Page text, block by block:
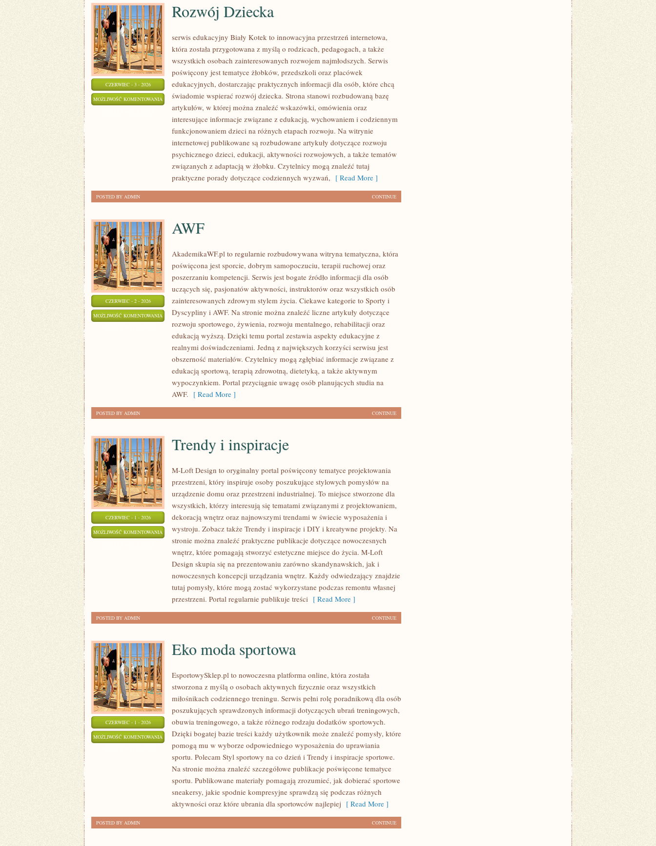
CZERWIEC - 3 - 2026
MOŻLIWOŚĆ KOMENTOWANIA ROZWÓJ
DZIECKA
Rozwój Dziecka
serwis edukacyjny Biały Kotek to innowacyjna przestrzeń internetowa,
która została przygotowana z myślą o rodzicach, pedagogach, a także
wszystkich osobach zainteresowanych rozwojem najmłodszych. Serwis
poświęcony jest tematyce żłobków, przedszkoli oraz placówek
edukacyjnych, dostarczając praktycznych informacji dla osób, które chcą
świadomie wspierać rozwój dziecka. Strona stanowi rozbudowaną bazę
artykułów, w której można znaleźć wskazówki, omówienia oraz
interesujące informacje związane z edukacją, wychowaniem i codziennym
funkcjonowaniem dzieci na różnych etapach rozwoju. Na witrynie
internetowej publikowane są rozbudowane artykuły dotyczące rozwoju
psychicznego dzieci, edukacji, aktywności rozwojowych, a także tematów
związanych z adaptacją w żłobku. Czytelnicy mogą znaleźć tutaj
praktyczne porady dotyczące codziennych wyzwań, [ Read More ]
CONTINUE
POSTED BY ADMIN
CZERWIEC - 2 - 2026
MOŻLIWOŚĆ KOMENTOWANIA AWF
AWF
AkademikaWF.pl to regularnie rozbudowywana witryna tematyczna, która
poświęcona jest sporcie, dobrym samopoczuciu, terapii ruchowej oraz
poszerzaniu kompetencji. Serwis jest bogate źródło informacji dla osób
uczących się, pasjonatów aktywności, instruktorów oraz wszystkich osób
zainteresowanych zdrowym stylem życia. Ciekawe kategorie to Sporty i
Dyscypliny i AWF. Na stronie można znaleźć liczne artykuły dotyczące
rozwoju sportowego, żywienia, rozwoju mentalnego, rehabilitacji oraz
edukacją wyższą. Dzięki temu portal zestawia aspekty edukacyjne z
realnymi doświadczeniami. Jedną z największych korzyści serwisu jest
obszerność materiałów. Czytelnicy mogą zgłębiać informacje związane z
edukacją sportową, terapią zdrowotną, dietetyką, a także aktywnym
wypoczynkiem. Portal przyciągnie uwagę osób planujących studia na
AWF. [ Read More ]
CONTINUE
POSTED BY ADMIN
CZERWIEC - 1 - 2026
MOŻLIWOŚĆ KOMENTOWANIA TRENDY
INSPIRACJE
Trendy i inspiracje
M-Loft Design to oryginalny portal poświęcony tematyce projektowania
przestrzeni, który inspiruje osoby poszukujące stylowych pomysłów na
urządzenie domu oraz przestrzeni industrialnej. To miejsce stworzone dla
wszystkich, którzy interesują się tematami związanymi z projektowaniem,
dekoracją wnętrz oraz najnowszymi trendami w świecie wyposażenia i
wystroju. Zobacz także Trendy i inspiracje i DIY i kreatywne projekty. Na
stronie można znaleźć praktyczne publikacje dotyczące nowoczesnych
wnętrz, które pomagają stworzyć estetyczne miejsce do życia. M-Loft
Design skupia się na prezentowaniu zarówno skandynawskich, jak i
nowoczesnych koncepcji urządzania wnętrz. Każdy odwiedzający znajdzie
tutaj pomysły, które mogą zostać wykorzystane podczas remontu własnej
przestrzeni. Portal regularnie publikuje treści [ Read More ]
CONTINUE
POSTED BY ADMIN
CZERWIEC - 1 - 2026
MOŻLIWOŚĆ KOMENTOWANIA
MODA
SPORTOWA
Eko moda sportowa
EsportowySklep.pl to nowoczesna platforma online, która została
stworzona z myślą o osobach aktywnych fizycznie oraz wszystkich
miłośnikach codziennego treningu. Serwis pełni rolę poradnikową dla osób
poszukujących sprawdzonych informacji dotyczących ubrań treningowych,
obuwia treningowego, a także różnego rodzaju dodatków sportowych.
Dzięki bogatej bazie treści każdy użytkownik może znaleźć pomysły, które
pomogą mu w wyborze odpowiedniego wyposażenia do uprawiania
sportu. Polecam Styl sportowy na co dzień i Trendy i inspiracje sportowe.
Na stronie można znaleźć szczegółowe publikacje poświęcone tematyce
sportu. Publikowane materiały pomagają zrozumieć, jak dobierać sportowe
sneakersy, jakie spodnie kompresyjne sprawdzą się podczas różnych
aktywności oraz które ubrania dla sportowców najlepiej [ Read More ]
CONTINUE
POSTED BY ADMIN